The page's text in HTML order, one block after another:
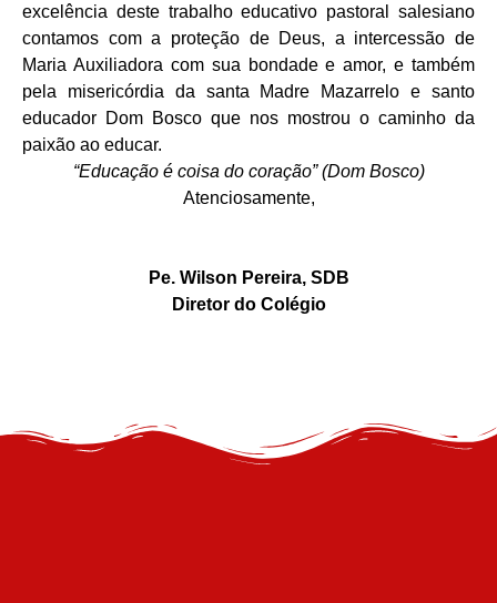
excelência deste trabalho educativo pastoral salesiano
contamos com a proteção de Deus, a intercessão de
Maria Auxiliadora com sua bondade e amor, e também
pela misericórdia da santa Madre Mazarrelo e santo
educador Dom Bosco que nos mostrou o caminho da
paixão ao educar.
“Educação é coisa do coração” (Dom Bosco)
Atenciosamente,
Pe. Wilson Pereira, SDB
Diretor do Colégio